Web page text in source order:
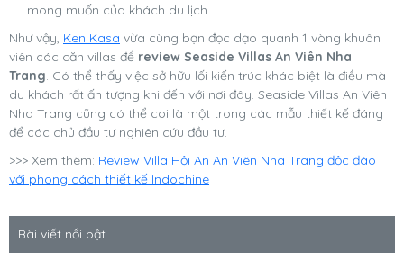
mong muốn của khách du lịch.
Như vậy, Ken Kasa vừa cùng bạn đọc dạo quanh 1 vòng khuôn
viên các căn villas để review Seaside Villas An Viên Nha
Trang . Có thể thấy việc sở hữu lối kiến trúc khác biệt là điều mà
du khách rất ấn tượng khi đến với nơi đây. Seaside Villas An Viên
Nha Trang cũng có thể coi là một trong các mẫu thiết kế đáng
để các chủ đầu tư nghiên cứu đầu tư.
>>> Xem thêm: Review Villa Hội An An Viên Nha Trang độc đáo
với phong cách thiết kế Indochine
Bài viết nổi bật